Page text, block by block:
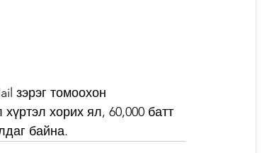
зэрэг томоохон
хорих ял, 60,000 батт
байна.